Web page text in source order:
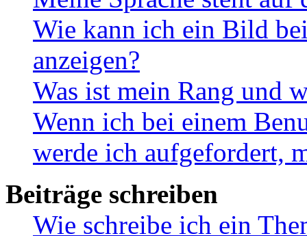
Wie kann ich ein Bild
anzeigen?
Was ist mein Rang und
Wenn ich bei einem
werde ich aufgefordert,
Beiträge schreiben
Wie schreibe ich ein